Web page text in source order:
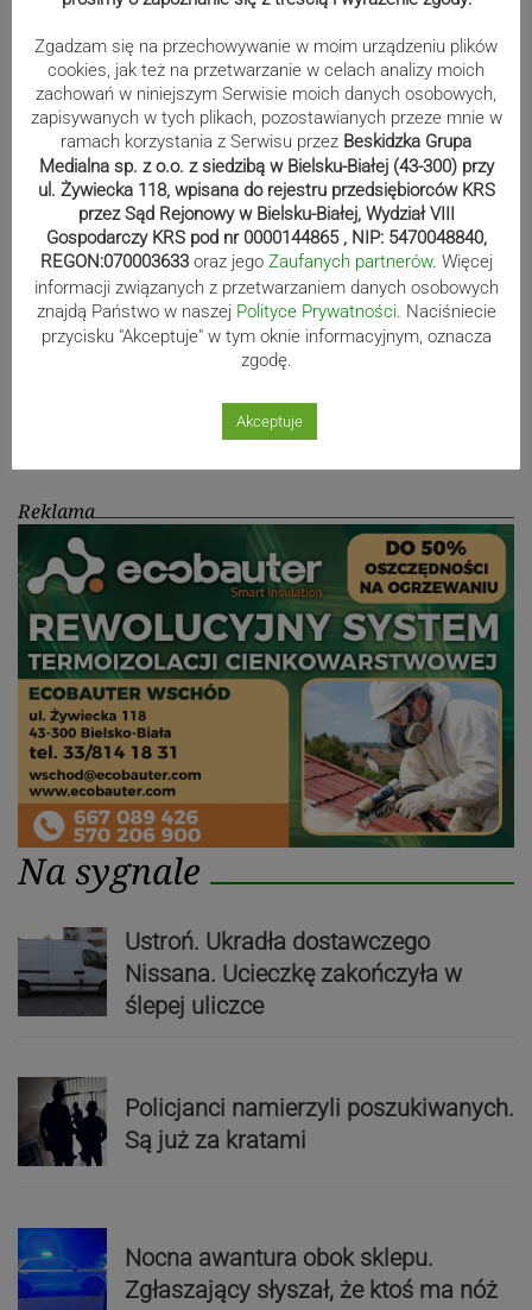
Mistrzowie świata z MCK Żywiec!
ZDJĘCIA
Bracia Szejowie ruszają po kolejne
punkty. Liderzy mistrzostw
wystartują w Rajdzie Rzeszowskim
działo! SZCZEGÓŁOWY PROGRAM
Reklama
Na sygnale
Ustroń. Ukradła dostawczego
Nissana. Ucieczkę zakończyła w
ślepej uliczce
Policjanci namierzyli poszukiwanych.
Są już za kratami
Nocna awantura obok sklepu.
Zgłaszający słyszał, że ktoś ma nóż
Zgadzam się na przechowywanie w moim urządzeniu plików
cookies, jak też na przetwarzanie w celach analizy moich
zachowań w niniejszym Serwisie moich danych osobowych,
zapisywanych w tych plikach, pozostawianych przeze mnie w
ramach korzystania z Serwisu przez Beskidzka Grupa
Medialna sp. z o.o. z siedzibą w Bielsku-Białej (43-300) przy
ul. Żywiecka 118, wpisana do rejestru przedsiębiorców KRS
przez Sąd Rejonowy w Bielsku-Białej, Wydział VIII
Gospodarczy KRS pod nr 0000144865 , NIP: 5470048840,
REGON:070003633 oraz jego Zaufanych partnerów. Więcej
informacji związanych z przetwarzaniem danych osobowych
znajdą Państwo w naszej Polityce Prywatności. Naciśniecie
przycisku "Akceptuje" w tym oknie informacyjnym, oznacza
zgodę.
Akceptuje